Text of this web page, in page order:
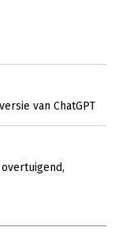
van ChatGPT